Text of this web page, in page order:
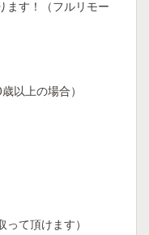
ます！（フルリモー
以上の場合）
て頂けます）